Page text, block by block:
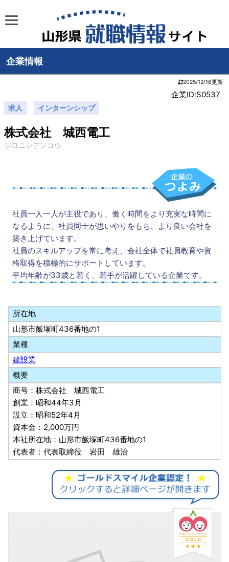
企業情報
2025/12/16更新
企業ID:S0537
求人 インターンシップ
株式会社 城西電工
シロニシデンコウ
社員一人一人が主役であり、働く時間をより充実な時間に
なるように、社員同士が思いやりをもち、より良い会社を
築き上げています。
社員のスキルアップを常に考え、会社全体で社員教育や資
格取得を積極的にサポートしています。
平均年齢が33歳と若く、若手が活躍している企業です。
所在地
山形市飯塚町436番地の1
業種
建設業
概要
商号：株式会社 城西電工
創業：昭和44年3月
設立：昭和52年4月
資本金：2,000万円
本社所在地：山形市飯塚町436番地の1
代表者：代表取締役 岩田 雄治